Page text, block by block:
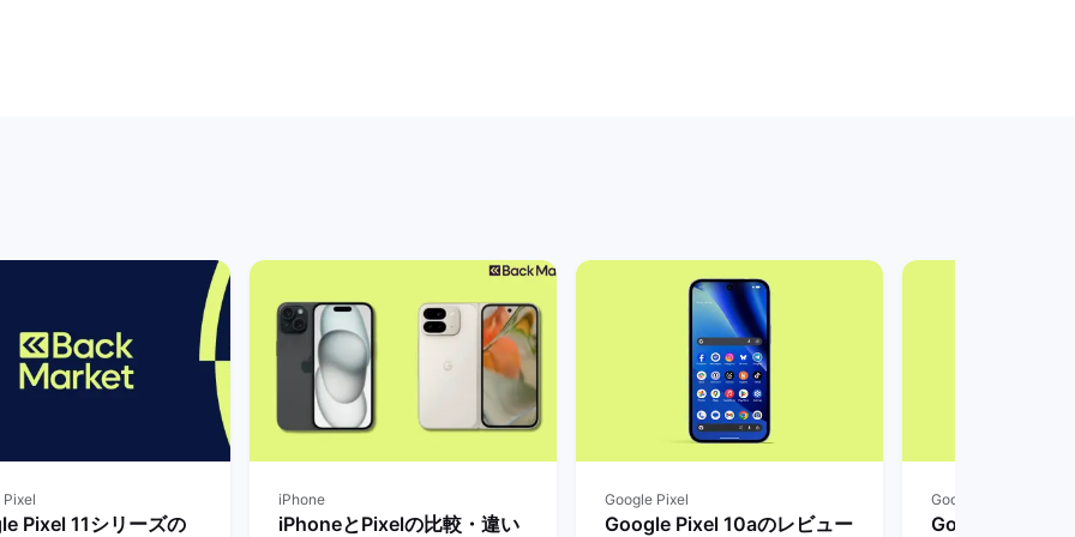
Pixel 11シリーズの
iPhone
iPhoneとPixelの比較・違い
Google Pixel
Google Pixel 10aのレビュー
Google Pixel
Google Pixel